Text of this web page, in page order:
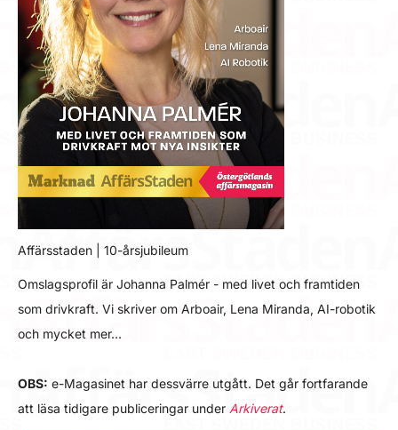
Affärsstaden | 10-årsjubileum
Omslagsprofil är Johanna Palmér - med livet och framtiden
som drivkraft. Vi skriver om Arboair, Lena Miranda, AI-robotik
och mycket mer…
OBS: e-Magasinet har dessvärre utgått. Det går fortfarande
att läsa tidigare publiceringar under Arkiverat.